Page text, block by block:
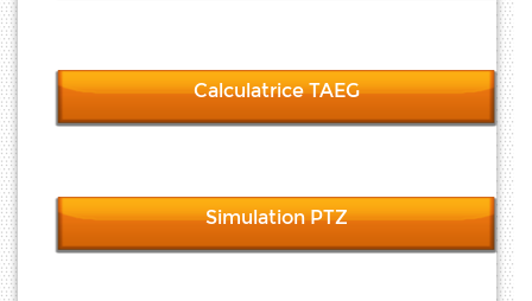
Calculatrice TAEG
Simulation PTZ